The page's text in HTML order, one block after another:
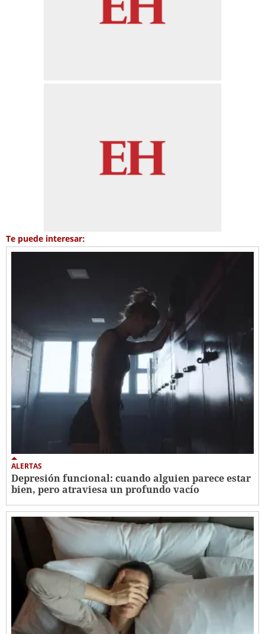
Te puede interesar:
ALERTAS
Depresión funcional: cuando alguien parece estar
bien, pero atraviesa un profundo vacío